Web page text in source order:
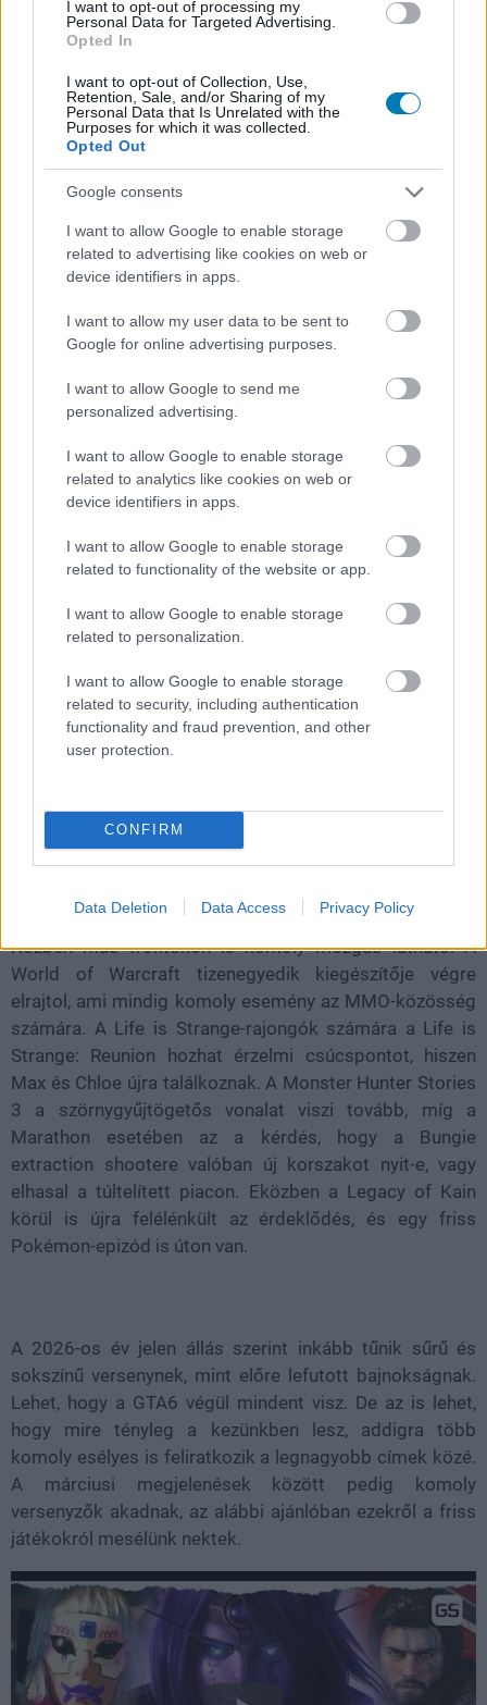
I want to opt-out of processing my
Personal Data for Targeted Advertising.
Opted In
I want to opt-out of Collection, Use,
Retention, Sale, and/or Sharing of my
Personal Data that Is Unrelated with the
Purposes for which it was collected.
Opted Out
Google consents
I want to allow Google to enable storage
related to advertising like cookies on web or
device identifiers in apps.
I want to allow my user data to be sent to
Google for online advertising purposes.
I want to allow Google to send me
personalized advertising.
I want to allow Google to enable storage
related to analytics like cookies on web or
device identifiers in apps.
I want to allow Google to enable storage
related to functionality of the website or app.
I want to allow Google to enable storage
related to personalization.
I want to allow Google to enable storage
related to security, including authentication
functionality and fraud prevention, and other
user protection.
CONFIRM
Data Deletion Data Access Privacy Policy
Mutatjuk, mivel fogsz játszani
2026 márciusában!
2026 március 6. 14:21
Videóban szedtük össze nektek a márciusi
Unmute Loaded:
Bár sokan már most borítékolják, hogy idén GTA VI lesz
ténylegesen meg is fog jelenni 2026-ban a Rockstar
sikervárományos címe. És akadnak bizony más
megjelenések is, amik komoly esélyekkel indulnak Az
egyik legizgalmasabb kihívó a
játékmenet alapján látványos harcrendszert, nyílt világot
és komoly technikai hátteret kínál. Ha a végleges verzió
könnyen lehet, hogy az év egyik nagy meglepetése lesz.
Közben más frontokon is komoly mozgás látható. A
World of Warcraft tizenegyedik kiegészítője végre
elrajtol, ami mindig komoly esemény az MMO-közösség
számára. A Life is Strange-rajongók számára a Life is
Strange: Reunion hozhat érzelmi csúcspontot, hiszen
Max és Chloe újra találkoznak. A Monster Hunter Stories
3 a szörnygyűjtögetős vonalat viszi tovább, míg a
Marathon esetében az a kérdés, hogy a Bungie
extraction shootere valóban új korszakot nyit-e, vagy
elhasal a túltelített piacon. Eközben a Legacy of Kain
körül is újra felélénkült az érdeklődés, és egy friss
Pokémon-epizód is úton van.
A 2026-os év jelen állás szerint inkább tűnik sűrű és
sokszínű versenynek, mint előre lefutott bajnokságnak.
Lehet, hogy a GTA6 végül mindent visz. De az is lehet,
hogy mire tényleg a kezünkben lesz, addigra több
komoly esélyes is feliratkozik a legnagyobb címek közé.
A márciusi megjelenések között pedig komoly
versenyzők akadnak, az alábbi ajánlóban ezekről a friss
játékokról mesélünk nektek.